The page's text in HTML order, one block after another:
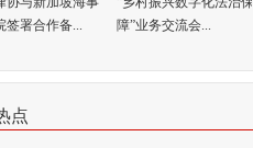
签署合作备...
障”业务交流会...
点